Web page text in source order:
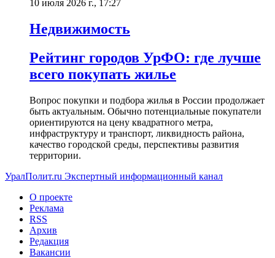
10 июля 2026 г., 17:27
Недвижимость
Рейтинг городов УрФО: где лучше
всего покупать жилье
Вопрос покупки и подбора жилья в России продолжает
быть актуальным. Обычно потенциальные покупатели
ориентируются на цену квадратного метра,
инфраструктуру и транспорт, ликвидность района,
качество городской среды, перспективы развития
территории.
УралПолит.ru Экспертный информационный канал
О проекте
Реклама
RSS
Архив
Редакция
Вакансии